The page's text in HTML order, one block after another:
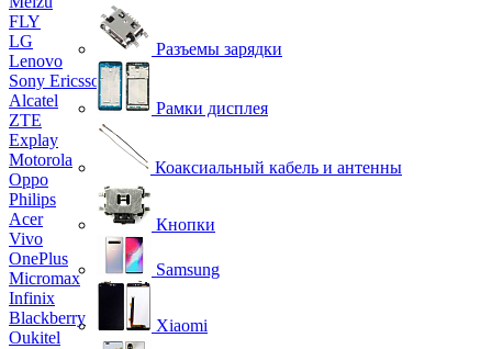
FLY
LG
Lenovo
Sony Ericsson
Alcatel
ZTE
Explay
Motorola
Oppo
Philips
Acer
Vivo
OnePlus
Micromax
Infinix
Blackberry
Oukitel
Разъемы зарядки
Рамки дисплея
Коаксиальный кабель и антенны
Кнопки
Samsung
Xiaomi